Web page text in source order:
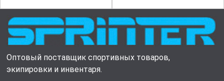
Оптовый поставщик спортивных товаров,
экипировки и инвентаря.